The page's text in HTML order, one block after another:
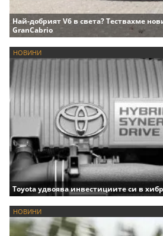
Най-добрият V6 в света? Тествахме
GranCabrio
НОВИНИ
Toyota удвоява инвестициите си в
НОВИНИ